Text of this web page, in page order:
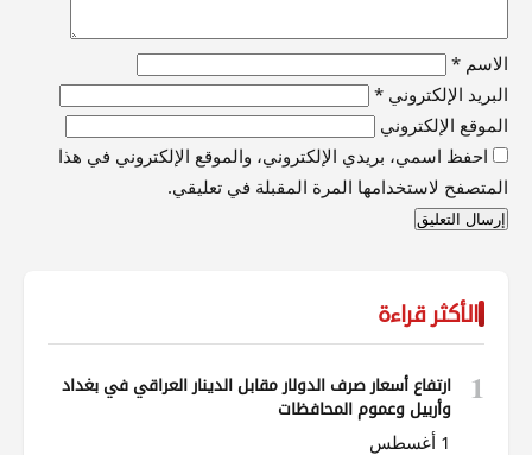
الاسم *
البريد الإلكتروني *
الموقع الإلكتروني
احفظ اسمي، بريدي الإلكتروني، والموقع الإلكتروني في هذا
المتصفح لاستخدامها المرة المقبلة في تعليقي.
الأكثر قراءة
1
ارتفاع أسعار صرف الدولار مقابل الدينار العراقي في بغداد
وأربيل وعموم المحافظات
1 أغسطس